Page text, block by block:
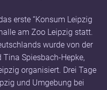
erste “Konsum Leipzig
am Zoo Leipzig statt.
wurde von der
Spiesbach-Hepke,
organisiert. Drei Tage
und Umgebung bei